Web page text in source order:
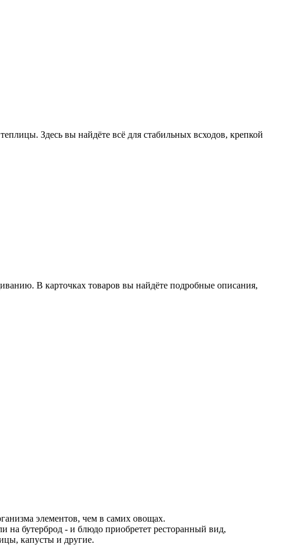
Здесь вы найдёте всё для стабильных всходов, крепкой
В карточках товаров вы найдёте подробные описания,
элементов, чем в самих овощах.
на бутерброд - и блюдо приобретет ресторанный вид,
капусты и другие.